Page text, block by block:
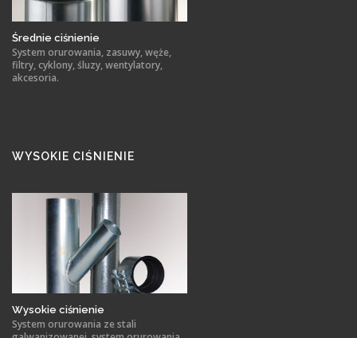
Średnie ciśnienie
System orurowania, zasuwy, węże,
filtry, cyklony, śluzy, wentylatory,
akcesoria.
WYSOKIE CIŚNIENIE
Wysokie ciśnienie
System orurowania ze stali